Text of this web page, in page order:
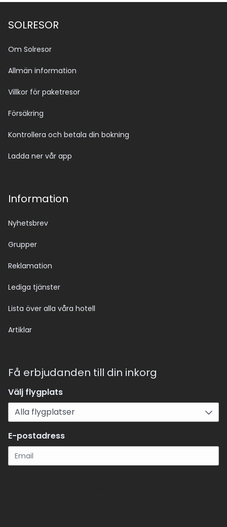
SOLRESOR
Om Solresor
Allmän information
Villkor för paketresor
Försäkring
Kontrollera och betala din bokning
Ladda ner vår app
Information
Nyhetsbrev
Grupper
Reklamation
Lediga tjänster
Lista över alla våra hotell
Artiklar
Få erbjudanden till din inkorg
Välj flygplats
E-postadress